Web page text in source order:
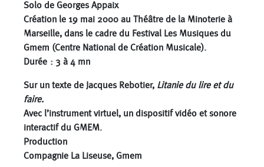
Solo de Georges Appaix
Création le 19 mai 2000 au Théâtre de la Minoterie à
Marseille, dans le cadre du Festival Les Musiques du
Gmem (Centre National de Création Musicale).
Durée : 3 à 4 mn
Sur un texte de Jacques Rebotier, Litanie du lire et du
faire.
Avec l’instrument virtuel, un dispositif vidéo et sonore
interactif du GMEM.
Production
Compagnie La Liseuse, Gmem